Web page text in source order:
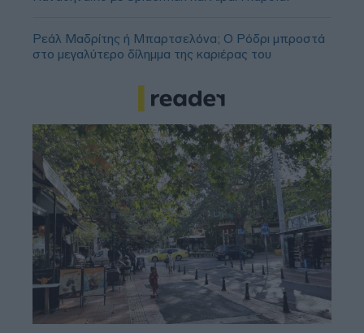
Ρεάλ Μαδρίτης ή Μπαρτσελόνα; Ο Ρόδρι μπροστά
στο μεγαλύτερο δίλημμα της καριέρας του